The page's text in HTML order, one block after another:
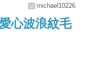
michael10226
心波浪紋毛